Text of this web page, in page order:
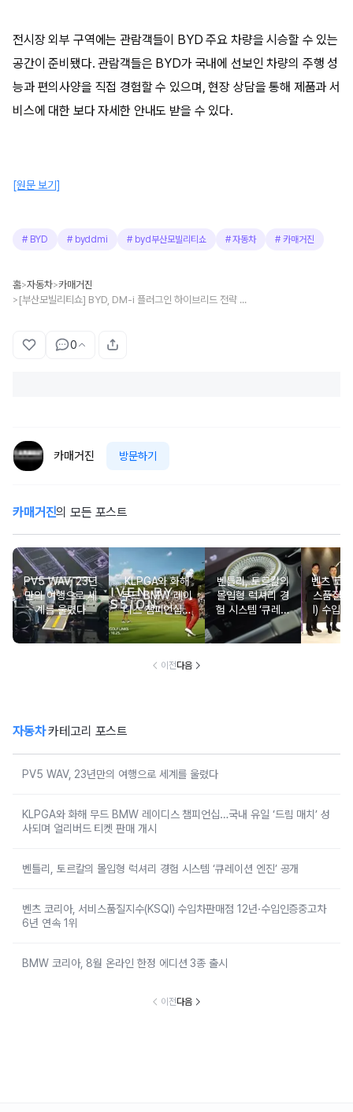
전시장 외부 구역에는 관람객들이 BYD 주요 차량을 시승할 수 있는
공간이 준비됐다. 관람객들은 BYD가 국내에 선보인 차량의 주행 성
능과 편의사양을 직접 경험할 수 있으며, 현장 상담을 통해 제품과 서
비스에 대한 보다 자세한 안내도 받을 수 있다.
[원문 보기]
# BYD # byddmi # byd부산모빌리티쇼 #자동차 # 카매거진
홈>자동차>카매거진
> [부산모빌리티쇼] BYD, DM-i 플러그인 하이브리드 전략 가동
0
카매거진 방문하기
카매거진의 모든 포스트
PV5 WAV, 23년
만의 여행으로 세
계를 울렸다
KLPGA와 화해
무드 BMW 레이
디스 챔피언십…
국내 유일 ‘드림
매치’ 성사되며 얼
개시
벤틀리, 토르칼의
몰입형 럭셔리 경
험 시스템 ‘큐레이
션 엔진’ 공개
벤츠 코
스품질
I) 수입
2년·수입
차 6년
이전다음
자동차카테고리 포스트
PV5 WAV, 23년만의 여행으로 세계를 울렸다
KLPGA와 화해 무드 BMW 레이디스 챔피언십…국내 유일 ‘드림 매치’ 성
사되며 얼리버드 티켓 판매 개시
벤틀리, 토르칼의 몰입형 럭셔리 경험 시스템 ‘큐레이션 엔진’ 공개
벤츠 코리아, 서비스품질지수(KSQI) 수입차판매점 12년·수입인증중고차
6년 연속 1위
BMW 코리아, 8월 온라인 한정 에디션 3종 출시
이전다음